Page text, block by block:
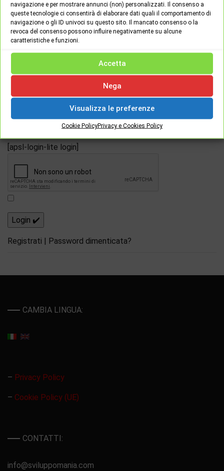
navigazione e per mostrare annunci (non) personalizzati. Il consenso a
queste tecnologie ci consentirà di elaborare dati quali il comportamento di
navigazione o gli ID univoci su questo sito. Il mancato consenso o la
revoca del consenso possono influire negativamente su alcune
caratteristiche e funzioni.
Accetta
Nega
Visualizza le preferenze
Cookie PolicyPrivacy e Cookies Policy
[apsl-login-lite login]
Registrati Password dimenticata?
CAMBIA LINGUA:
– Privacy Policy
– Cookie Policy (UE)
CONTATTI:
info@sviluppomania.com